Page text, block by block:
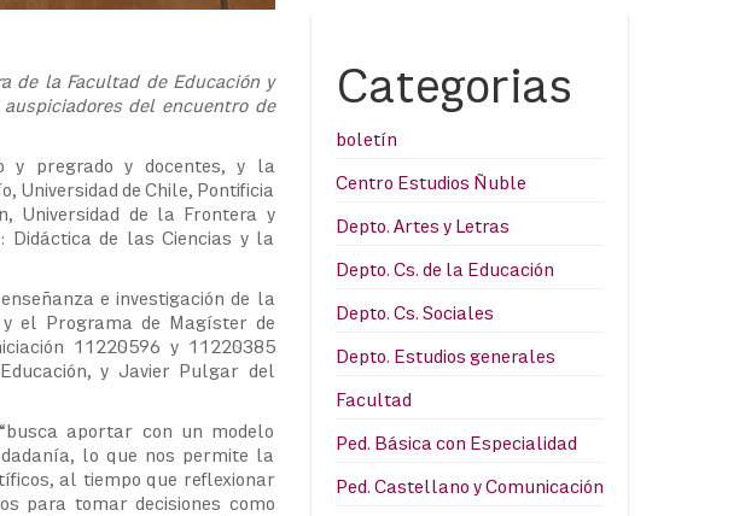
de la Facultad de Educación y
del encuentro de
y pregrado y docentes, y la
Universidad de Chile, Pontificia
Universidad de la Frontera y
Didáctica de las Ciencias y la
e investigación de la
el Programa de Magíster de
11220596 y 11220385
y Javier Pulgar del
aportar con un modelo
lo que nos permite la
al tiempo que reflexionar
para tomar decisiones como
Categorias
boletín
Centro Estudios Ñuble
Depto. Artes y Letras
Depto. Cs. de la Educación
Depto. Cs. Sociales
Depto. Estudios generales
Facultad
Ped. Básica con Especialidad
Ped. Castellano y Comunicación